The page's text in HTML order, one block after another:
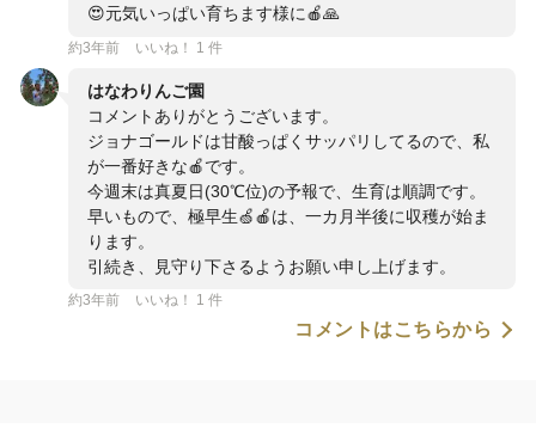
😍元気いっぱい育ちます様に🍎🙏
約3年前 いいね！ 1 件
はなわりんご園
コメントありがとうございます。
ジョナゴールドは甘酸っぱくサッパリしてるので、私
が一番好きな🍎です。
今週末は真夏日(30℃位)の予報で、生育は順調です。
早いもので、極早生🍏🍎は、一カ月半後に収穫が始ま
ります。
引続き、見守り下さるようお願い申し上げます。
約3年前 いいね！ 1 件
コメントはこちらから